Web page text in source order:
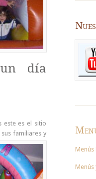
un día
este es el sitio
familiares y
Menús
Menús